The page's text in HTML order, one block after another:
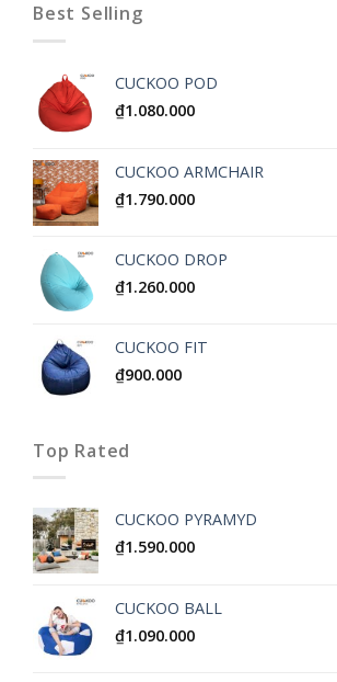
Best Selling
CUCKOO POD
₫1.080.000
CUCKOO ARMCHAIR
₫1.790.000
CUCKOO DROP
₫1.260.000
CUCKOO FIT
₫900.000
Top Rated
CUCKOO PYRAMYD
₫1.590.000
CUCKOO BALL
₫1.090.000